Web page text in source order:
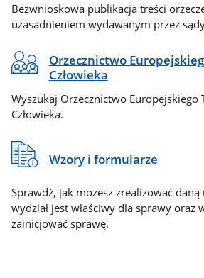
Bezwnioskowa publikacja treści
uzasadnieniem wydawanym przez
Orzecznictwo
Człowieka
Wyszukaj Orzecznictwo Europejskiego
Człowieka.
Wzory i formularze
Sprawdź, jak możesz zrealizować daną
wydział jest właściwy dla sprawy oraz
zainicjować sprawę.